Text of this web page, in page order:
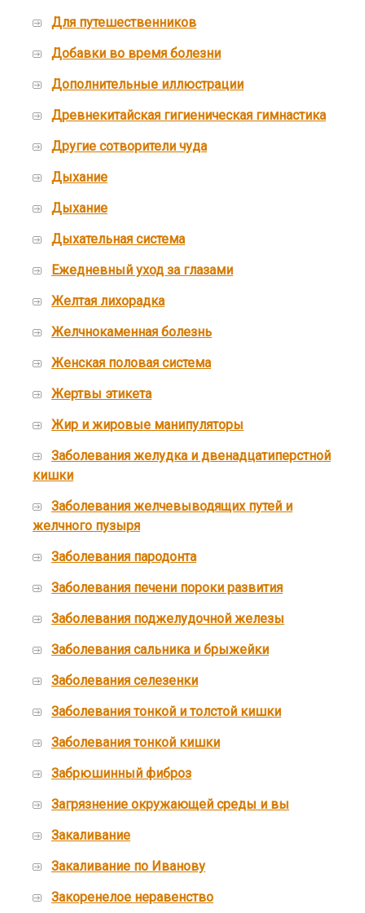
Для путешественников
Добавки во время болезни
Дополнительные иллюстрации
Древнекитайская гигиеническая гимнастика
Другие сотворители чуда
Дыхание
Дыхание
Дыхательная система
Ежедневный уход за глазами
Желтая лихорадка
Желчнокаменная болезнь
Женская половая система
Жертвы этикета
Жир и жировые манипуляторы
Заболевания желудка и двенадцатиперстной
кишки
Заболевания желчевыводящих путей и
желчного пузыря
Заболевания пародонта
Заболевания печени пороки развития
Заболевания поджелудочной железы
Заболевания сальника и брыжейки
Заболевания селезенки
Заболевания тонкой и толстой кишки
Заболевания тонкой кишки
Забрюшинный фиброз
Загрязнение окружающей среды и вы
Закаливание
Закаливание по Иванову
Закоренелое неравенство